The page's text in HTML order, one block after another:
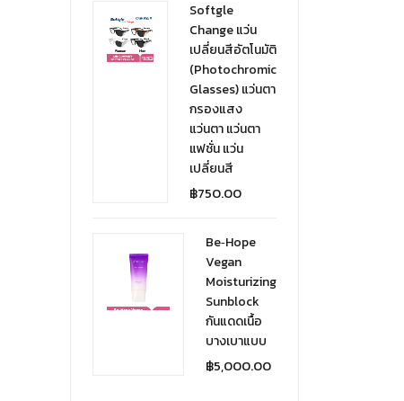
Softgle
Change แว่น
เปลี่ยนสีอัตโนมัติ
(Photochromic
Glasses) แว่นตา
กรองแสง
แว่นตา แว่นตา
แฟชั่น แว่น
เปลี่ยนสี
฿750.00
Be‑Hope
Vegan
Moisturizing
Sunblock
กันแดดเนื้อ
บางเบาแบบ
฿5,000.00